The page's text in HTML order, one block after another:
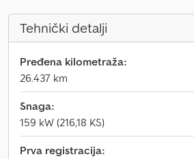
Tehnički detalji
Pređena kilometraža:
26.437 km
Snaga:
159 kW (216,18 KS)
Prva registracija: